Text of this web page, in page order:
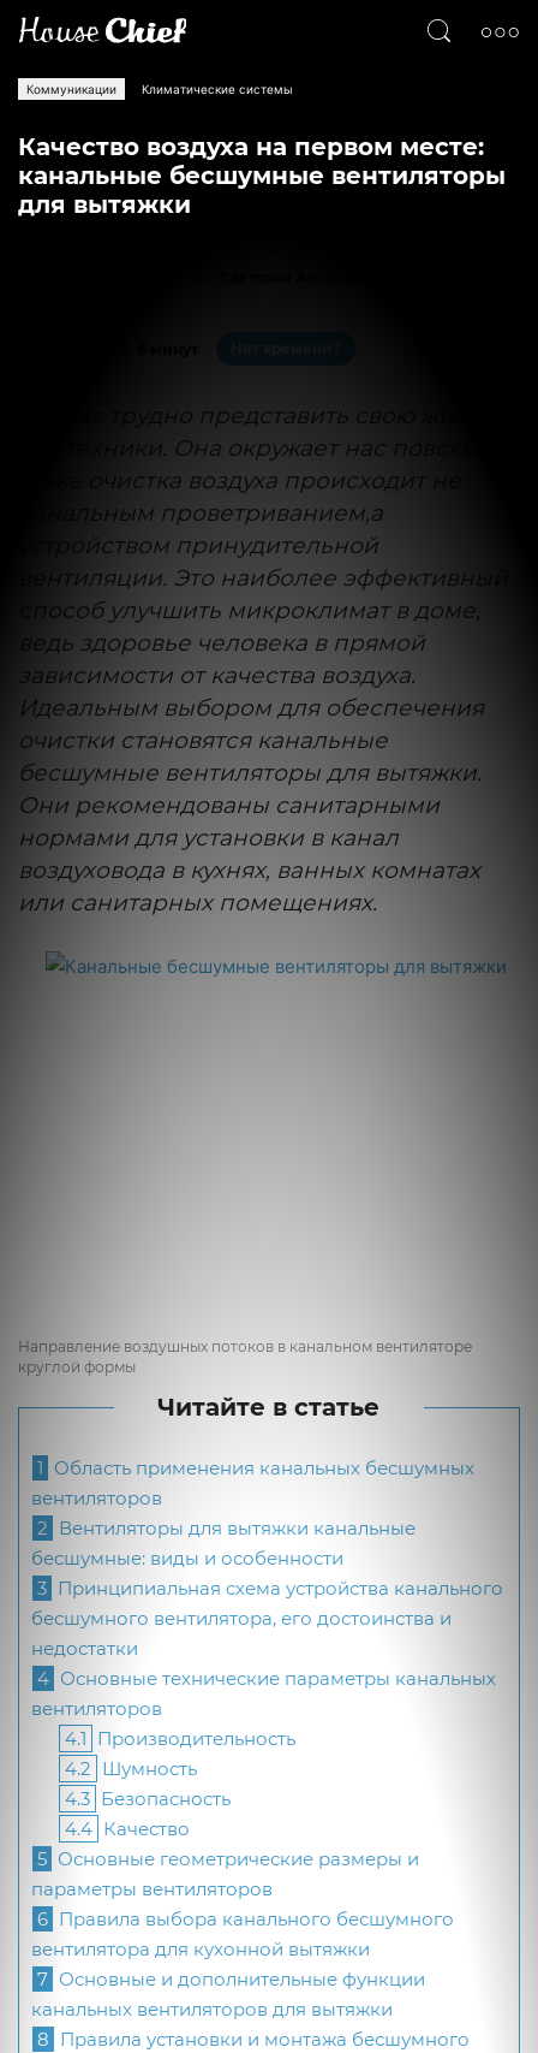
Коммуникации Климатические системы
Качество воздуха на первом месте:
канальные бесшумные вентиляторы
для вытяжки
Сейчас трудно представить свою жизнь
без техники. Она окружает нас повсюду.
Даже очистка воздуха происходит не
банальным проветриванием,а
устройством принудительной
вентиляции. Это наиболее эффективный
способ улучшить микроклимат в доме,
ведь здоровье человека в прямой
зависимости от качества воздуха.
Идеальным выбором для обеспечения
очистки становятся канальные
бесшумные вентиляторы для вытяжки.
Они рекомендованы санитарными
нормами для установки в канал
воздуховода в кухнях, ванных комнатах
или санитарных помещениях.
Направление воздушных потоков в канальном вентиляторе
круглой формы
Читайте в статье
1 Область применения канальных бесшумных
вентиляторов
2 Вентиляторы для вытяжки канальные
бесшумные: виды и особенности
3 Принципиальная схема устройства канального
бесшумного вентилятора, его достоинства и
недостатки
4 Основные технические параметры канальных
вентиляторов
4.1 Производительность
4.2 Шумность
4.3 Безопасность
4.4 Качество
5 Основные геометрические размеры и
параметры вентиляторов
6 Правила выбора канального бесшумного
вентилятора для кухонной вытяжки
7 Основные и дополнительные функции
канальных вентиляторов для вытяжки
8 Правила установки и монтажа бесшумного